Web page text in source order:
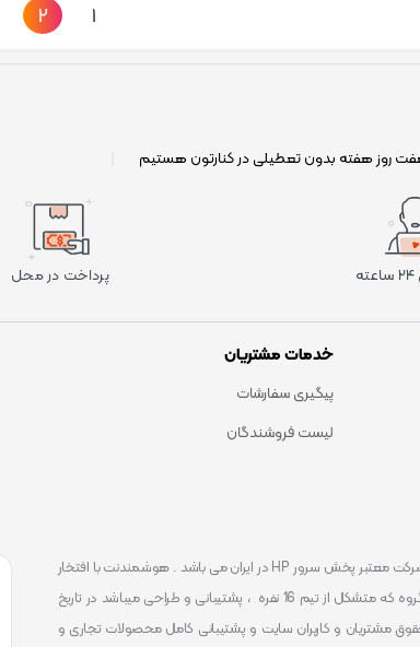
۱ ۲
روز هفته بدون تعطیلی در کنارتون هستیم
پرداخت در محل
خدمات مشتریان
پیگیری سفارشات
لیست فروشندگان
است . که یکی شناخته ترین و یکی از شرکت معتبر پخش سرور HP در ایران می باشد . هوشمندنت با افتخار
توانست یکی از بهترین مرکز ارائه محصولات و خدمات IT با پشتیبانی 24 ساعته در ایران باشد . این گروه که متشکل از تیم 16 نفره ، پشتیبانی و طراحی میباشد در تاریخ
این 12 سال فعالیت همواره احترام به حقوق مشتریان و کاربران سایت و پشتیبانی کامل محصولات تجاری و